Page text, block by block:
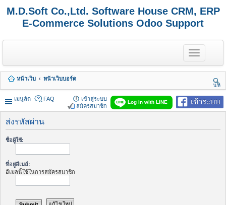
M.D.Soft Co.,Ltd. Software House CRM, ERP
E-Commerce Solutions Odoo Support
T
o
g
e
n
a
v
g
หน้าเว็บ
หน้าเว็บบอร์ด
นห
า
เมนูลัด
เข้าระบบ
Log in with LINE
FAQ
เข้าสู่ระบบ
สมัครสมาชิก
ส่งรหัสผ่าน
ชื่อผู้ใช้:
ที่อยู่อีเมล์:
อีเมลนี้ใช้ในการสมัครสมาชิก